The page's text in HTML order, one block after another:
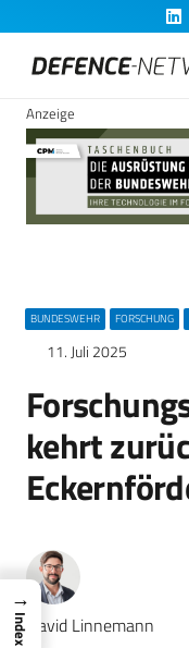
Anzeige
BUNDESWEHR FORSCHUNG
11. Juli 2025
kehrt
Navid Linnemann
→
Index